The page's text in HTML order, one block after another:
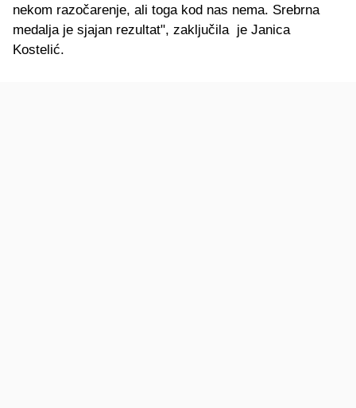
nekom razočarenje, ali toga kod nas nema. Srebrna
medalja je sjajan rezultat", zaključila je Janica
Kostelić.